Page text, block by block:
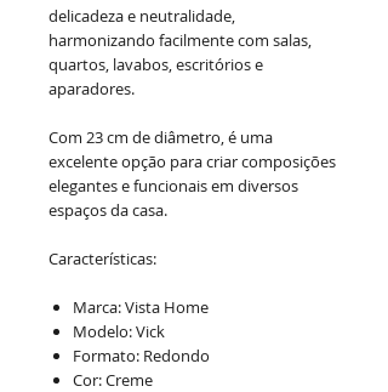
delicadeza e neutralidade,
harmonizando facilmente com salas,
quartos, lavabos, escritórios e
aparadores.
Com 23 cm de diâmetro, é uma
excelente opção para criar composições
elegantes e funcionais em diversos
espaços da casa.
Características:
Marca: Vista Home
Modelo: Vick
Formato: Redondo
Cor: Creme